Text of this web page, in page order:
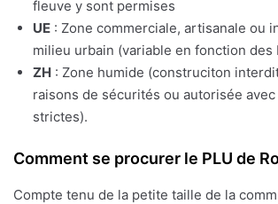
fleuve y sont permises
UE : Zone commerciale, artisanale ou
milieu urbain (variable en fonction des
ZH : Zone humide (construciton
raisons de sécurités ou autorisée
strictes).
Comment se procurer le PLU de
Compte tenu de la petite taille de la